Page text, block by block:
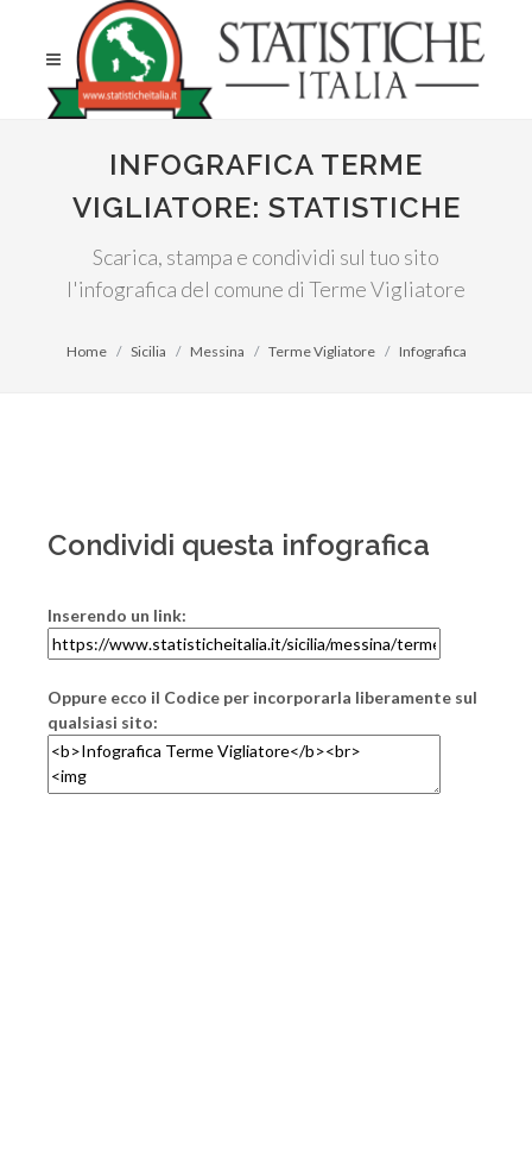
INFOGRAFICA TERME
VIGLIATORE: STATISTICHE
Scarica, stampa e condividi sul tuo sito
l'infografica del comune di Terme Vigliatore
Home Sicilia Messina Terme Vigliatore Infografica
Condividi questa infografica
Inserendo un link:
Oppure ecco il Codice per incorporarla liberamente sul
qualsiasi sito: